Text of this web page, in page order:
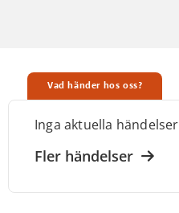
Vad händer hos oss?
Inga aktuella händelser
Fler händelser